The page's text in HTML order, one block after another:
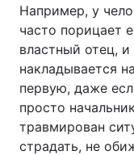
Например, у
часто порицает
властный отец,
накладывается
первую, даже
просто
травмирован
страдать, не